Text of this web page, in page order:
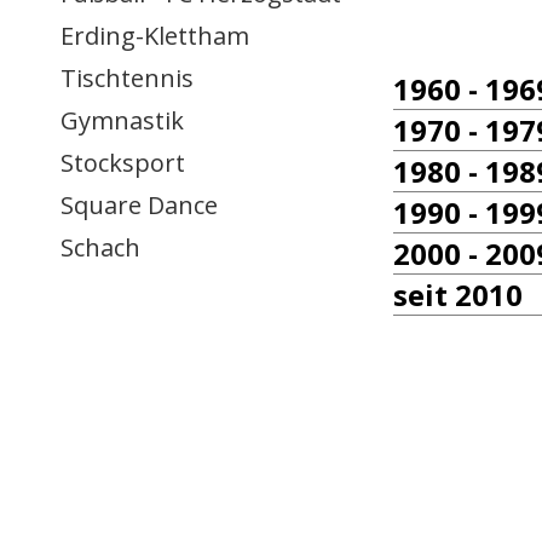
1960 -
1970 -
1980 -
1990 -
2000 -
seit 2010
Erding-Klettham
Tischtennis
Gymnastik
Stocksport
Square Dance
Schach